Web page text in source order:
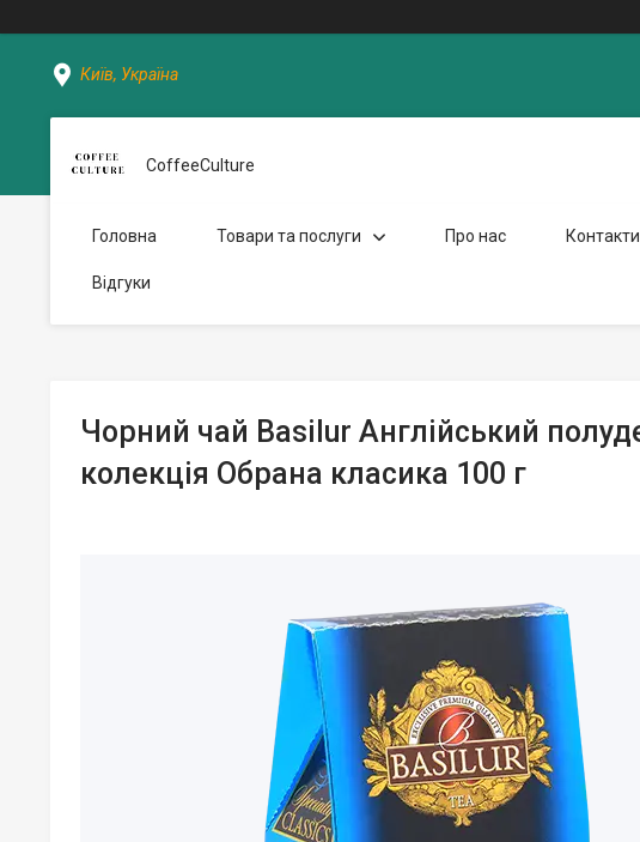
Київ, Україна
CoffeeCulture
Головна Товари та послуги Про нас Контакти
Відгуки
Чорний чай Basilur Англійський
колекція Обрана класика 100 г